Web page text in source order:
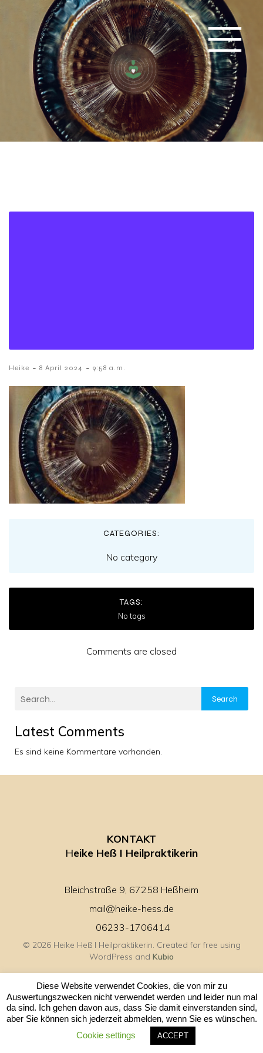
Heike - 8 April 2024 - 9:58 a.m.
CATEGORIES:
No category
TAGS:
No tags
Comments are closed
Search
Latest Comments
Es sind keine Kommentare vorhanden.
KONTAKT
Heike Heß I Heilpraktikerin
Bleichstraße 9, 67258 Heßheim
mail@heike-hess.de
06233-1706414
© 2026 Heike Heß I Heilpraktikerin. Created for free using
WordPress and Kubio
Diese Website verwendet Cookies, die von mir zu
Auswertungszwecken nicht verwendet werden und leider nun mal
da sind. Ich gehen davon aus, dass Sie damit einverstanden sind,
aber Sie können sich jederzeit abmelden, wenn Sie es wünschen.
Cookie settings
ACCEPT